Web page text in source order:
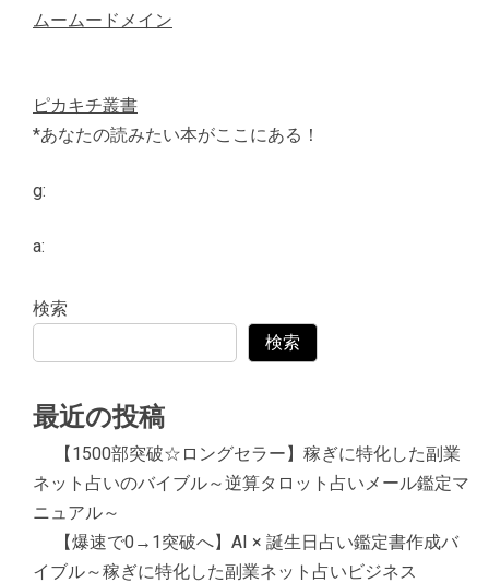
ムームードメイン
ピカキチ叢書
*あなたの読みたい本がここにある！
g:
a:
検索
検索
最近の投稿
【1500部突破☆ロングセラー】稼ぎに特化した副業
ネット占いのバイブル～逆算タロット占いメール鑑定マ
ニュアル～
【爆速で0→1突破へ】AI × 誕生日占い鑑定書作成バ
イブル～稼ぎに特化した副業ネット占いビジネス